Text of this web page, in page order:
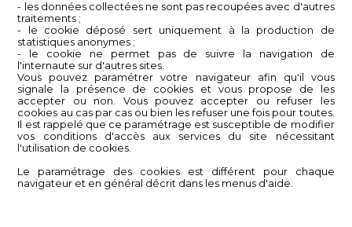
- les données collectées ne sont pas recoupées avec d'autres
traitements ;
- le cookie déposé sert uniquement à la production de
statistiques anonymes ;
- le cookie ne permet pas de suivre la navigation de
l'internaute sur d'autres sites.
Vous pouvez paramétrer votre navigateur afin qu'il vous
signale la présence de cookies et vous propose de les
accepter ou non. Vous pouvez accepter ou refuser les
cookies au cas par cas ou bien les refuser une fois pour toutes.
Il est rappelé que ce paramétrage est susceptible de modifier
vos conditions d'accès aux services du site nécessitant
l'utilisation de cookies.
Le paramétrage des cookies est différent pour chaque
navigateur et en général décrit dans les menus d'aide.